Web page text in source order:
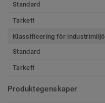
Standard
Tarkett
Klassificering för industrimiljö
Standard
Tarkett
Produktegenskaper